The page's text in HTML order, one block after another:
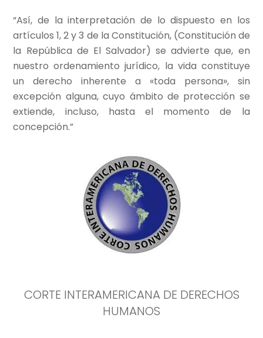
“Así, de la interpretación de lo dispuesto en los
artículos 1, 2 y 3 de la Constitución, (Constitución de
la República de El Salvador) se advierte que, en
nuestro ordenamiento jurídico, la vida constituye
un derecho inherente a «toda persona», sin
excepción alguna, cuyo ámbito de protección se
extiende, incluso, hasta el momento de la
concepción.”
CORTE INTERAMERICANA DE DERECHOS
HUMANOS